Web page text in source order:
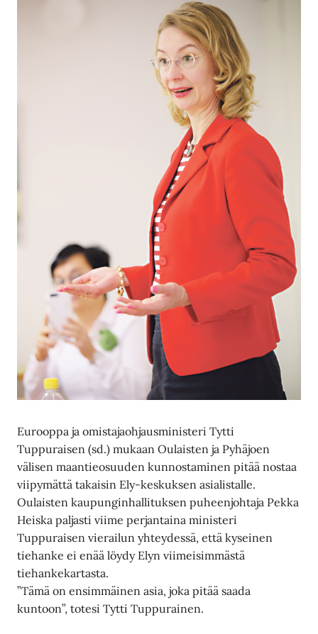
Eurooppa ja omistajaohjausministeri Tytti
Tuppuraisen (sd.) mukaan Oulaisten ja Pyhäjoen
välisen maantieosuuden kunnostaminen pitää nostaa
viipymättä takaisin Ely-keskuksen asialistalle.
Oulaisten kaupunginhallituksen puheenjohtaja Pekka
Heiska paljasti viime perjantaina ministeri
Tuppuraisen vierailun yhteydessä, että kyseinen
tiehanke ei enää löydy Elyn viimeisimmästä
tiehankekartasta.
”Tämä on ensimmäinen asia, joka pitää saada
kuntoon”, totesi Tytti Tuppurainen.